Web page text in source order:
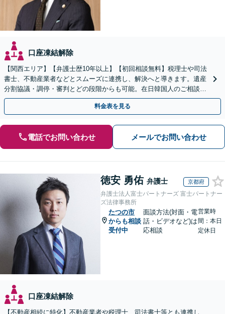
口座凍結解除
【関西エリア】【弁護士歴10年以上】【初回相談無料】税理士や司法
書士、不動産業者などとスムーズに連携し、解決へと導きます。遺産
分割協議・調停・審判とどの段階からも可能。在日韓国人のご相談も
対応しております【休日・夜間相談可】
料金表を見る
電話でお問い合わせ メールでお問い合わせ
徳安 勇佑 弁護士 京都府
弁護士法人富士パートナーズ 富士パートナー
ズ法律事務所
たつの市
からも相談
受付中
面談方法(対面・電
話・ビデオなど)は
応相談
営業時
間：本日
定休日
口座凍結解除
【不動産相続に特化】不動産業者や税理士、司法書士等とも連携し、